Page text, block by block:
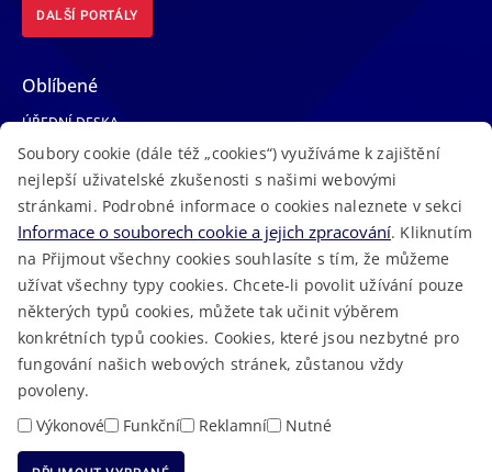
DALŠÍ PORTÁLY
Oblíbené
ÚŘEDNÍ DESKA
TELEFONNÍ SEZNAM
LÉKAŘSKÁ POHOTOVOST
VOLNÁ MÍSTA
AKTUALITY
2023 © Královéhradecký kraj • Vytvořeno vMacron Software
RSS • Mapa stránek •Cookies Prohlášení o přístupnosti
Soubory cookie (dále též „cookies“) využíváme k zajištění
nejlepší uživatelské zkušenosti s našimi webovými
stránkami. Podrobné informace o cookies naleznete v sekci
Informace o souborech cookie a jejich zpracování. Kliknutím
na Přijmout všechny cookies souhlasíte s tím, že můžeme
užívat všechny typy cookies. Chcete-li povolit užívání pouze
některých typů cookies, můžete tak učinit výběrem
konkrétních typů cookies. Cookies, které jsou nezbytné pro
fungování našich webových stránek, zůstanou vždy
povoleny.
Výkonové
Funkční Reklamní Nutné